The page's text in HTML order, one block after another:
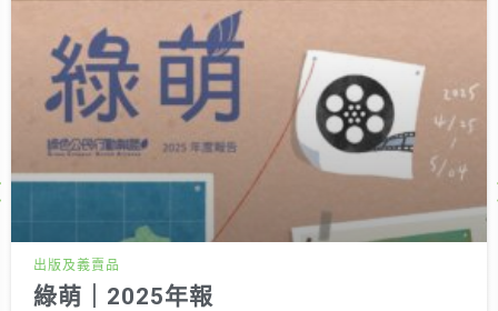
活動紀錄
教育推廣申請
加入志工
出版及義賣品
綠萌｜2025年報